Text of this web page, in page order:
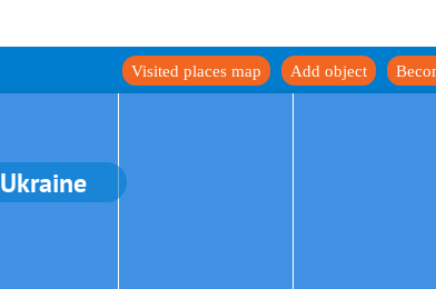
Add object
Visited places map
Ukraine